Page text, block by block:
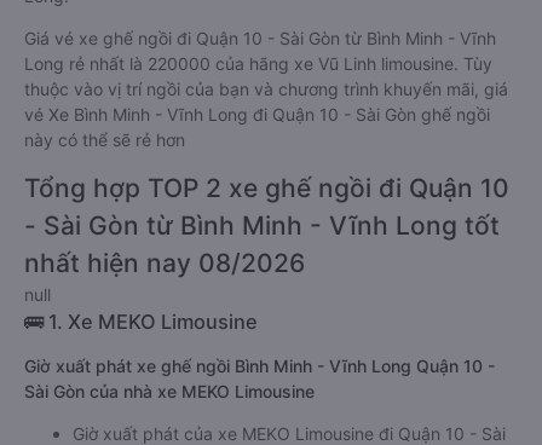
Giá vé xe ghế ngồi đi Quận 10 - Sài Gòn từ Bình Minh - Vĩnh
Long rẻ nhất là 220000 của hãng xe Vũ Linh limousine. Tùy
thuộc vào vị trí ngồi của bạn và chương trình khuyến mãi, giá
vé Xe Bình Minh - Vĩnh Long đi Quận 10 - Sài Gòn ghế ngồi
này có thể sẽ rẻ hơn
Tổng hợp TOP 2 xe ghế ngồi đi Quận 10
- Sài Gòn từ Bình Minh - Vĩnh Long tốt
nhất hiện nay 08/2026
null
🚌 1. Xe MEKO Limousine
Giờ xuất phát xe ghế ngồi Bình Minh - Vĩnh Long Quận 10 -
Sài Gòn của nhà xe MEKO Limousine
Giờ xuất phát của xe MEKO Limousine đi Quận 10 - Sài